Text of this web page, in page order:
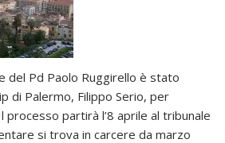
del Pd Paolo Ruggirello è stato
di Palermo, Filippo Serio, per
processo partirà l’8 aprile al tribunale
si trova in carcere da marzo